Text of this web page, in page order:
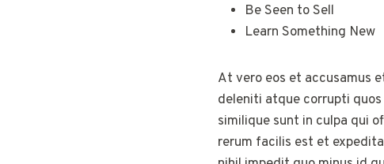
Be Seen to Sell
Learn Something New
At vero eos et accusamus
deleniti atque corrupti
similique sunt in culpa qui
rerum facilis est et